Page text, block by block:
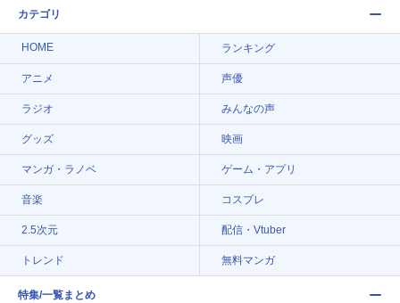
カテゴリ
HOME ランキング
アニメ 声優
ラジオ みんなの声
グッズ 映画
マンガ・ラノベ ゲーム・アプリ
音楽 コスプレ
2.5次元 配信・Vtuber
トレンド 無料マンガ
特集/一覧まとめ